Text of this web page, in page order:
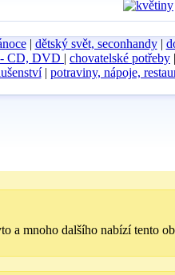
| dětský svět, seconhandy|
CD, DVD | chovatelské potřeby |
| potraviny, nápoje,
a mnoho dalšího nabízí tento